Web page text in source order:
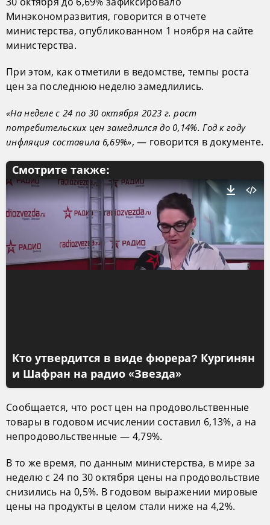
Минэкономразвития, говорится в отчете
министерства, опубликованном 1 ноября на сайте
министерства.
При этом, как отметили в ведомстве, темпы роста
цен за последнюю неделю замедлились.
«На неделе с 24 по 30 октября 2023 г. рост
потребительских цен замедлился до 0,14%. Год к году
инфляция составила 6,69%», — говорится в документе.
Смотрите также:
Кто утвердится в виде фюрера? Кургинян
и Шафран на радио «Звезда»
Сообщается, что рост цен на продовольственные
товары в годовом исчислении составил 6,13%, а на
непродовольственные — 4,79%.
В то же время, по данным министерства, в мире за
неделю с 24 по 30 октября цены на продовольствие
снизились на 0,5%. В годовом выражении мировые
цены на продукты в целом стали ниже на 4,2%.